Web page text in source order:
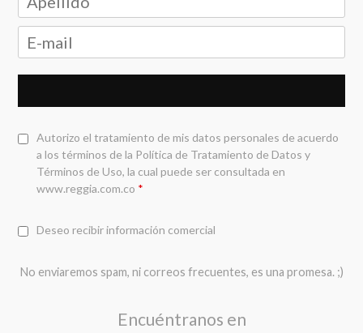
Autorizo el tratamiento de mis datos personales de acuerdo
a los términos de la Política de Tratamiento de Datos y
Términos de Uso, la cual puede ser consultada en
www.reggia.com.co *
Deseo recibir información comercial
No enviaremos spam, ni correos frecuentes, es una promesa. ;)
Encuéntranos en